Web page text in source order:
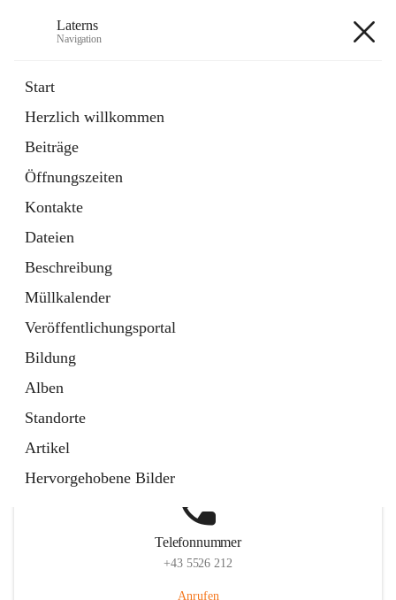
Laterns
Navigation
Start
Herzlich willkommen
Beiträge
Öffnungszeiten
Kontakte
Dateien
Beschreibung
Müllkalender
Veröffentlichungsportal
Bildung
Alben
Standorte
Artikel
Hervorgehobene Bilder
11 Schnellzugriffe
Soziales
1 Schnellzugriff
Telefonnummer
+43 5526 212
Anrufen